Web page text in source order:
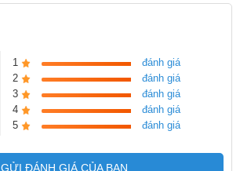
1
đánh giá
2
đánh giá
3
đánh giá
4
đánh giá
5
đánh giá
GỬI ĐÁNH GIÁ CỦA BẠN